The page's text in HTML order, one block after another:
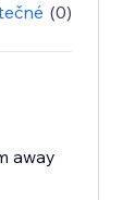
(0)
away